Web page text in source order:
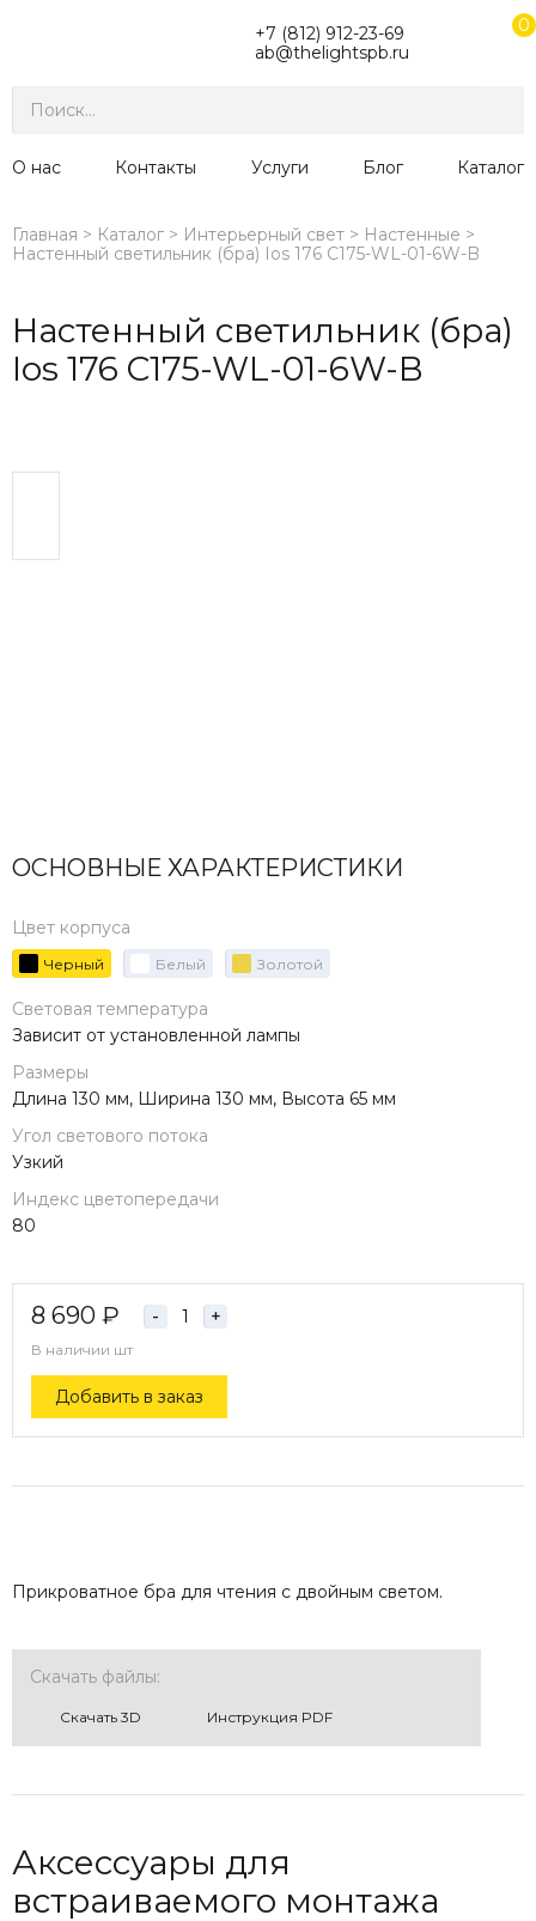
+7 (812) 912-23-69
ab@thelightspb.ru
0
О нас Контакты Услуги Блог Каталог
Главная Каталог Интерьерный свет
Настенные
Настенный светильник (бра) Ios 176 C175-WL-01-6W-B
Настенный светильник (бра)
Ios 176 C175-WL-01-6W-B
ОСНОВНЫЕ ХАРАКТЕРИСТИКИ
Цвет корпуса
Черный Белый Золотой
Световая температура
Зависит от установленной лампы
Размеры
Длина 130 мм, Ширина 130 мм, Высота 65 мм
Угол светового потока
Узкий
Индекс цветопередачи
80
8 690 ₽ - +
В наличии шт
Добавить в заказ
Прикроватное бра для чтения с двойным светом.
Скачать файлы:
Cкачать 3D Инструкция PDF
Аксессуары для
встраиваемого монтажа